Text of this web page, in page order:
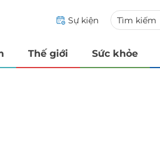
Sự kiện
Thế giới Sức khỏe